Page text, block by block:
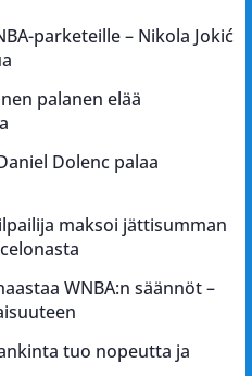
parketeille – Nikola Jokić
palanen elää
Dolenc palaa
maksoi jättisumman
WNBA:n säännöt –
tuo nopeutta ja